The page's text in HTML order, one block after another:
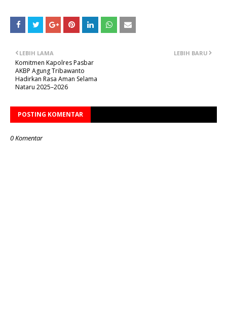
LEBIH BARU
LEBIH LAMA
Komitmen Kapolres Pasbar
AKBP Agung Tribawanto
Hadirkan Rasa Aman Selama
Nataru 2025–2026
POSTING KOMENTAR
0 Komentar